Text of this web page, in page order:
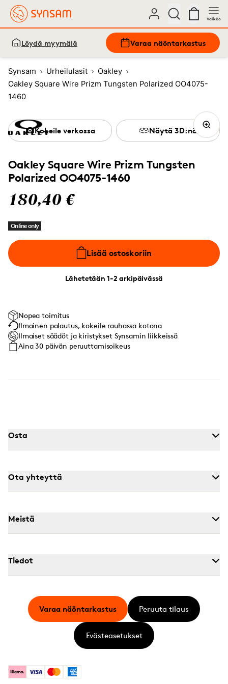
Valikko
Löydä myymälä Varaa näöntarkastus
Synsam Urheilulasit
Oakley
Oakley Square Wire Prizm Tungsten Polarized OO4075-
1460
Oakley Square Wire Prizm Tungsten
Polarized OO4075-1460
180,40 €
Online only
Lisää ostoskoriin
Lähetetään 1-2 arkipäivässä
Kokeile verkossa Näytä 3D:nä
Nopea toimitus
Ilmainen palautus, kokeile rauhassa kotona
Ilmaiset säädöt ja kiristykset Synsamin liikkeissä
Aina 30 päivän peruuttamisoikeus
Osta
Ota yhteyttä
Meistä
Tiedot
KlarnaVisa MastercardAmerican Express
Varaa näöntarkastus Peruuta tilaus
Evästeasetukset